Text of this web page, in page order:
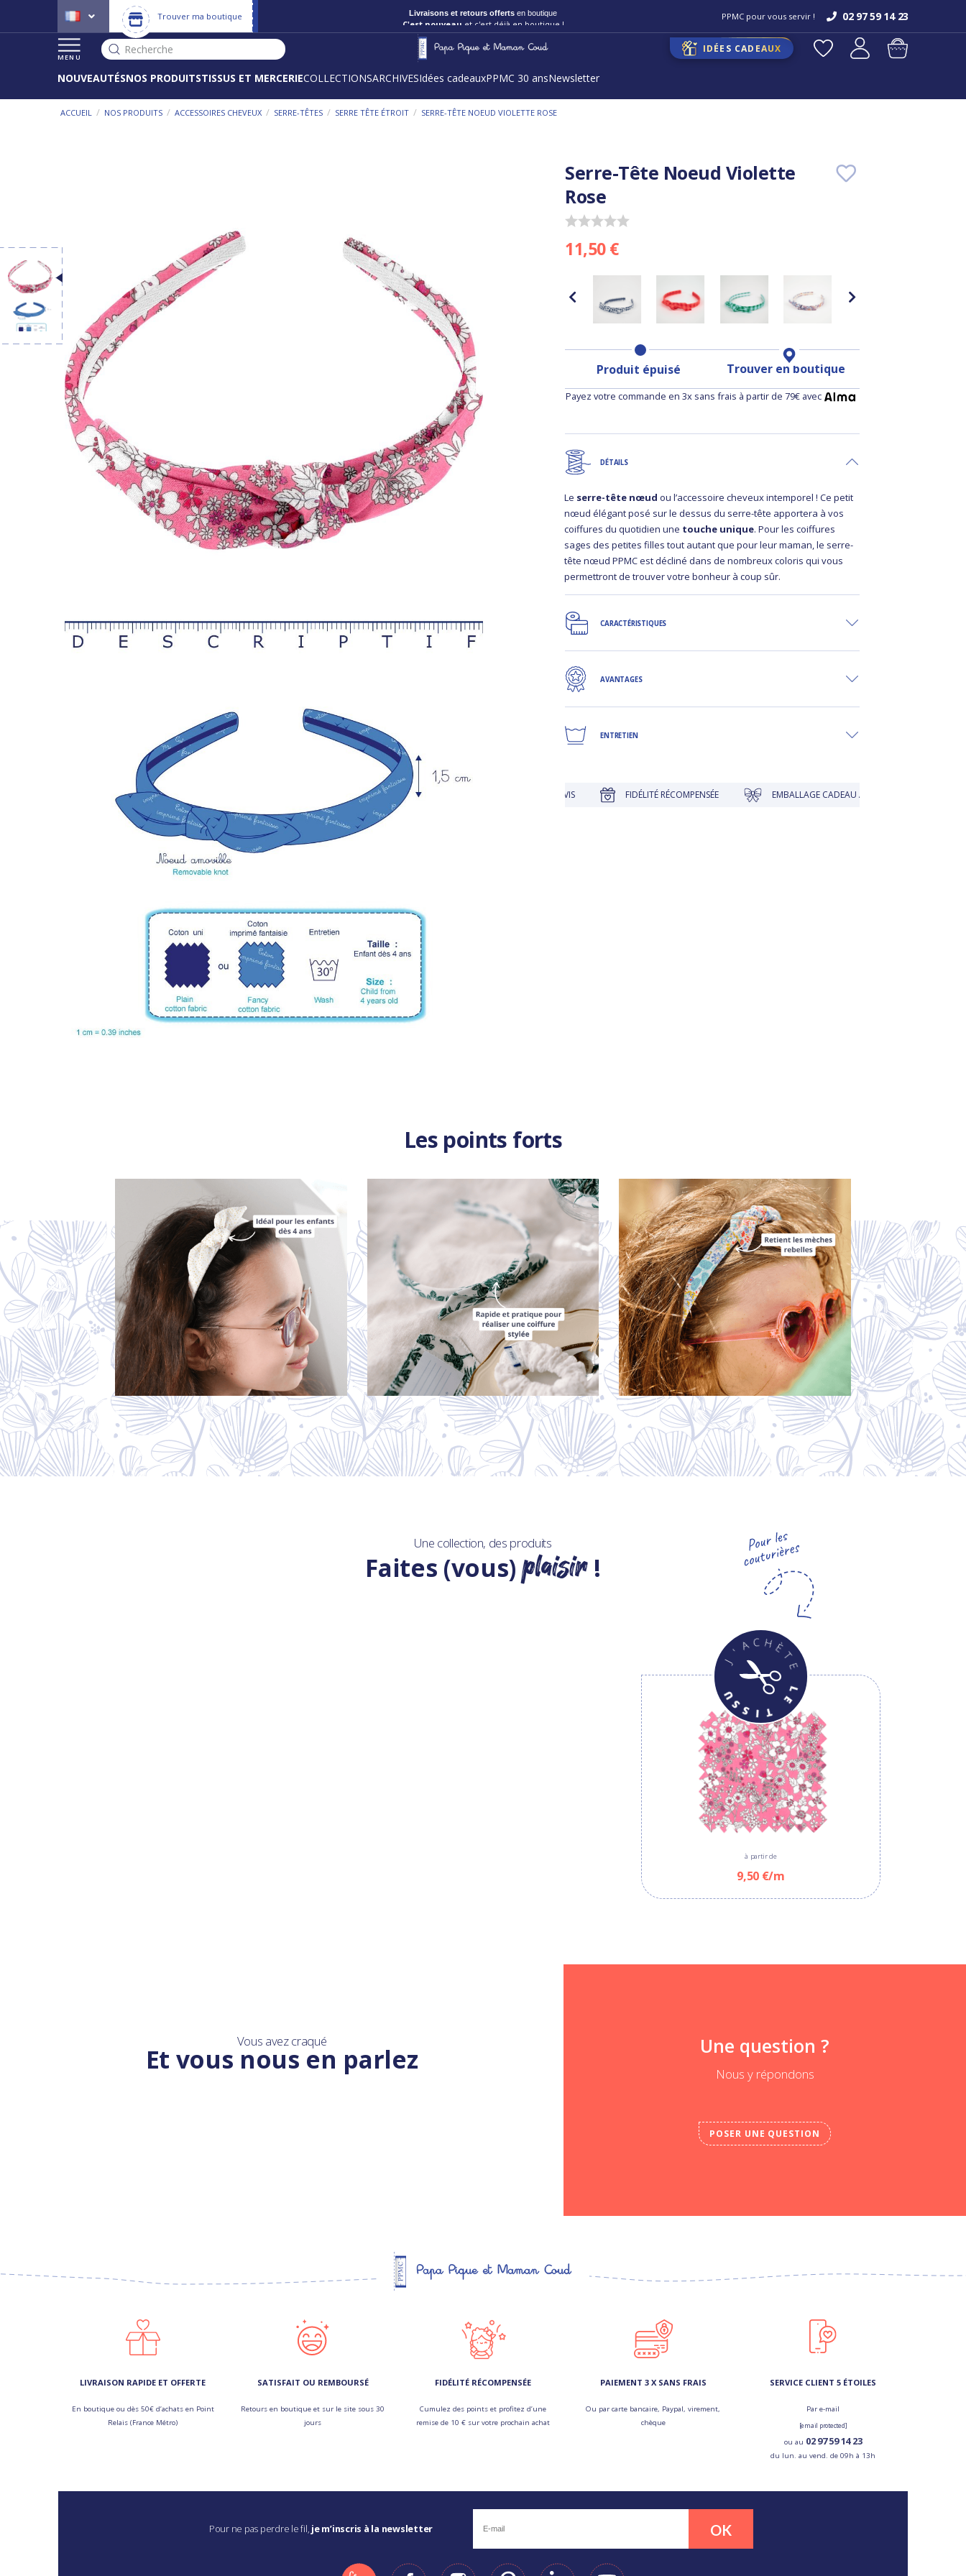
Trouver ma boutique Livraisons et retours offerts en boutique
C'est nouveau et c'est déjà en boutique !
PPMC pour vous servir ! 02 97 59 14 23
MENU
Recherche IDÉES CADEAUX
NOUVEAUTÉSNOS PRODUITSTISSUS ET MERCERIECOLLECTIONSARCHIVESIdées cadeauxPPMC 30 ansNewsletter
ACCUEIL / NOS PRODUITS / ACCESSOIRES CHEVEUX / SERRE-TÊTES / SERRE TÊTE ÉTROIT / SERRE-TÊTE NOEUD VIOLETTE ROSE
Serre-Tête Noeud Violette
Rose
11,50 €
Produit épuisé Trouver en boutique
Payez votre commande en 3x sans frais à partir de 79€ avec
DÉTAILS
Le serre-tête nœud ou l’accessoire cheveux intemporel ! Ce petit
nœud élégant posé sur le dessus du serre-tête apportera à vos
coiffures du quotidien une touche unique. Pour les coiffures
sages des petites filles tout autant que pour leur maman, le serre-
tête nœud PPMC est décliné dans de nombreux coloris qui vous
permettront de trouver votre bonheur à coup sûr.
CARACTÉRISTIQUES
AVANTAGES
ENTRETIEN
LIVRAISON OFFERTE EN BOUTIQUE JUSQU'À 30 JOURS POUR CHANGER D'AVIS FIDÉLITÉ RÉCOMPENSÉE EMBALLAGE CADEAU À PRIX DOUX
Les points forts
Une collection, des produits
Faites (vous)plaisir!
à partir de
9,50 €/m
Vous avez craqué
Et vous nous en parlez Une question ?
Nous y répondons
POSER UNE QUESTION
LIVRAISON RAPIDE ET OFFERTE
En boutique ou dès 50€ d’achats en Point
Relais (France Métro)
SATISFAIT OU REMBOURSÉ
Retours en boutique et sur le site sous 30
jours
FIDÉLITÉ RÉCOMPENSÉE
Cumulez des points et profitez d’une
remise de 10 € sur votre prochain achat
PAIEMENT 3 X SANS FRAIS
Ou par carte bancaire, Paypal, virement,
chèque
SERVICE CLIENT 5 ÉTOILES
Par e-mail
[email protected]
ou au 02 97 59 14 23
du lun. au vend. de 09h à 13h
Pour ne pas perdre le fil, je m’inscris à la newsletter OK